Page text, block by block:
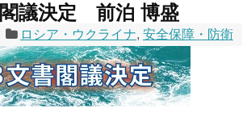
議決定 前泊 博盛
ロシア・ウクライナ, 安全保障・防衛